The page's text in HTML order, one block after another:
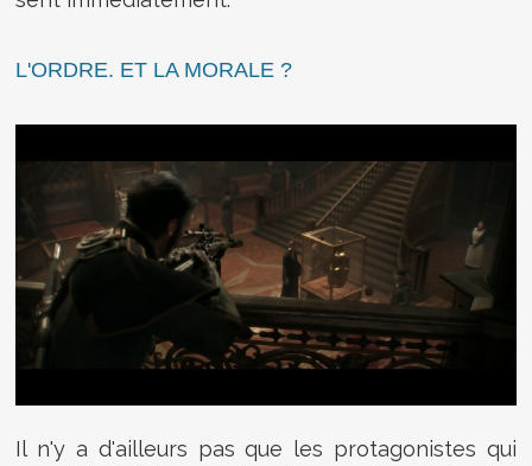
L'ORDRE. ET LA MORALE ?
Il n'y a d'ailleurs pas que les protagonistes qui